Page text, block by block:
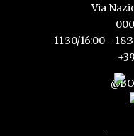
Via
11:30/16:00 -